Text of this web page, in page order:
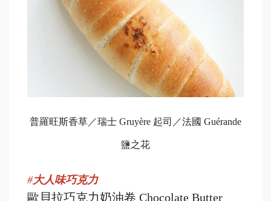
普羅旺斯香草／瑞士 Gruyère 起司／法國 Guérande
鹽之花
#大人味巧克力
歐貝拉巧克力奶油卷 Chocolate Butter